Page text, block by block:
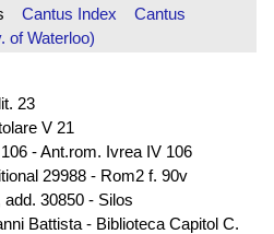
Cantus Index
Cantus
of Waterloo)
23
V 21
- Ant.rom. Ivrea IV 106
29988 - Rom2 f. 90v
30850 - Silos
Battista - Biblioteca Capitol C.